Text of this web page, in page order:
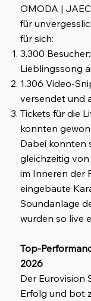
OMODA |
für
für sich:
3.300
Lieblingssong
1.306 Video-
versendet und
Tickets für die
konnten
Dabei konnten
gleichzeitig
im Inneren der
eingebaute
Soundanlage
wurden so live
Top-
2026
Der Eurovision
Erfolg und bot